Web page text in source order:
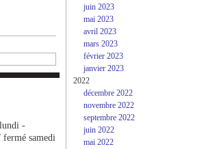
-
samedi
juin 2023
mai 2023
avril 2023
mars 2023
février 2023
janvier 2023
2022
décembre 2022
novembre 2022
septembre 2022
juin 2022
mai 2022